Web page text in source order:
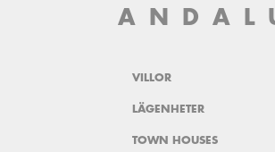
VILLOR
LÄGENHETER
TOWN HOUSES